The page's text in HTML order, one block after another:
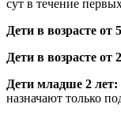
сут в течение
Дети в возрасте от
Дети в возрасте от
Дети младше 2 лет:
назначают только